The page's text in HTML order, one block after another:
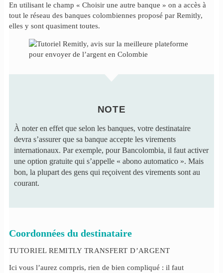
En utilisant le champ « Choisir une autre banque » on a accès à
tout le réseau des banques colombiennes proposé par Remitly,
elles y sont quasiment toutes.
NOTE
À noter en effet que selon les banques, votre destinataire
devra s’assurer que sa banque accepte les virements
internationaux. Par exemple, pour Bancolombia, il faut activer
une option gratuite qui s’appelle « abono automatico ». Mais
bon, la plupart des gens qui reçoivent des virements sont au
courant.
Coordonnées du destinataire
TUTORIEL REMITLY TRANSFERT D’ARGENT
Ici vous l’aurez compris, rien de bien compliqué : il faut